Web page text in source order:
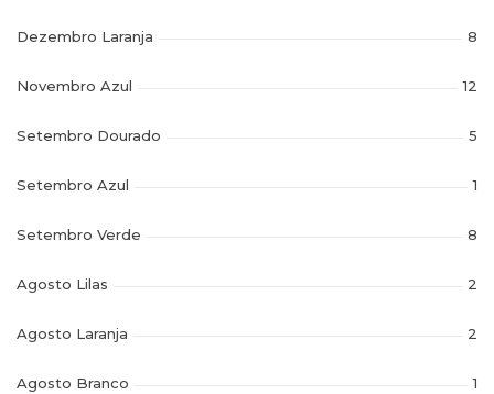
Dezembro Laranja 8
Novembro Azul 12
Setembro Dourado 5
Setembro Azul 1
Setembro Verde 8
Agosto Lilas 2
Agosto Laranja 2
Agosto Branco 1